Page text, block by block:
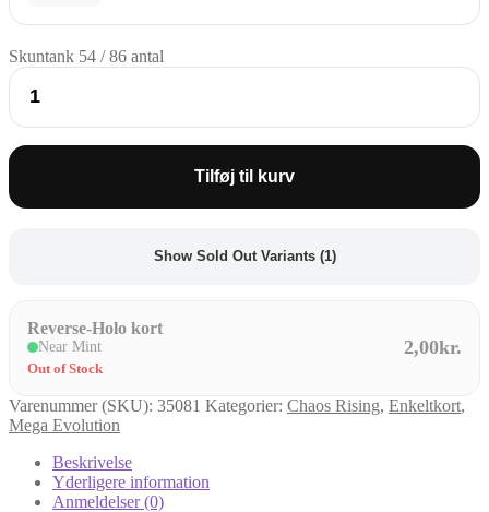
Skuntank 54 / 86 antal
Tilføj til kurv
Show Sold Out Variants (1)
Reverse-Holo kort
Near Mint
Out of Stock
2,00kr.
Varenummer (SKU): 35081 Kategorier: Chaos Rising, Enkeltkort,
Mega Evolution
Beskrivelse
Yderligere information
Anmeldelser (0)